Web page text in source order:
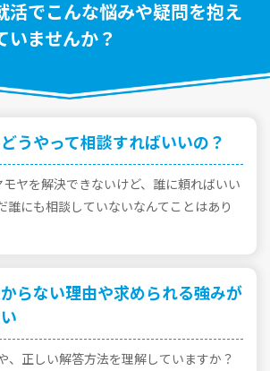
活でこんな悩みや疑問を抱え
いませんか？
うやって相談すればいいの？
ヤを解決できないけど、誰に頼ればいい
誰にも相談していないなんてことはあり
らない理由や求められる強みが
、正しい解答⽅法を理解していますか？